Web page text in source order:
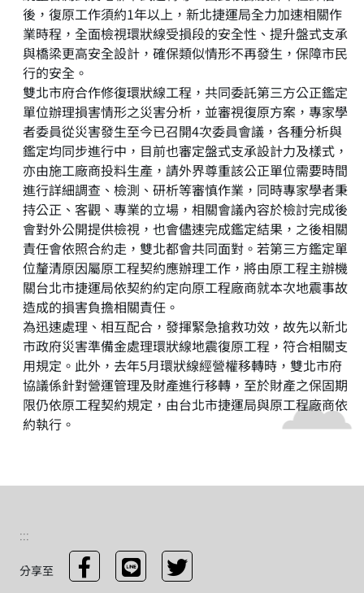
後，復原工作須約1年以上，新北捷運局全力加速相關作
業時程，全面檢視環狀線受損段的安全性、提升盤式支承
與橋梁更高安全設計，確保類似情形不再發生，保障市民
行的安全。
雙北市府合作修復環狀線工程，共同委託第三方公正鑑定
單位辦理損害情形之災害分析，並審視復原方案，專家學
者委員從災害發生至今已召開4次委員會議，各種分析與
鑑定均同步進行中，目前也審定盤式支承設計力及樣式，
亦由施工廠商投料生產，請外界尊重該公正單位需要時間
進行詳細調查、檢測、研析等審慎作業，同時專家學者秉
持公正、客觀、專業的立場，相關會議內容於檢討完成後
會對外公開提供檢視，也會儘速完成鑑定結果，之後相關
責任會依照合約走，雙北都會共同面對。若第三方鑑定單
位釐清原因屬原工程契約應辦理工作，將由原工程主辦機
關台北市捷運局依契約約定向原工程廠商就本次地震事故
造成的損害負擔相關責任。
為迅速處理、相互配合，發揮緊急搶救功效，故先以新北
市政府災害準備金處理環狀線地震復原工程，符合相關支
用規定。此外，去年5月環狀線經營權移轉時，雙北市府
協議係針對營運管理及財產進行移轉，至於財產之保固期
限仍依原工程契約規定，由台北市捷運局與原工程廠商依
約執行。
:::
分享至